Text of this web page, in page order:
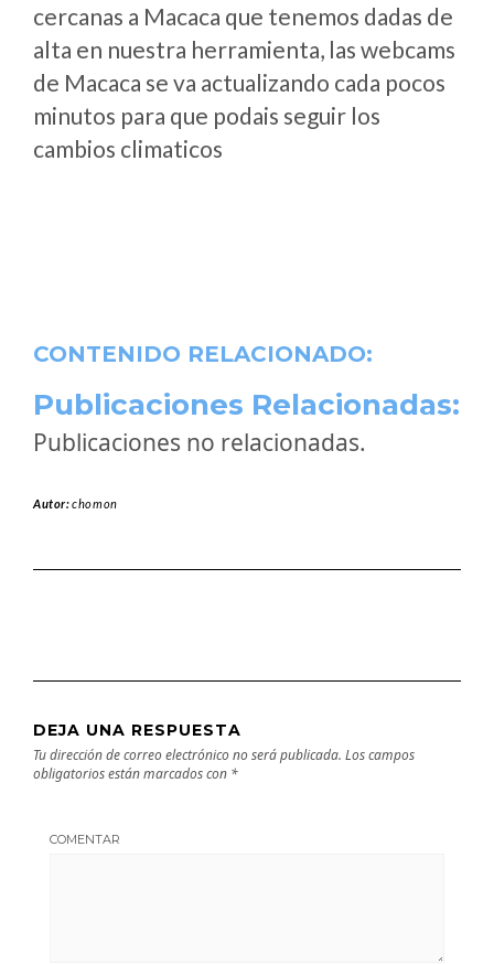
cercanas a Macaca que tenemos dadas de
alta en nuestra herramienta, las webcams
de Macaca se va actualizando cada pocos
minutos para que podais seguir los
cambios climaticos
CONTENIDO RELACIONADO:
Publicaciones Relacionadas:
Publicaciones no relacionadas.
Autor:chomon
DEJA UNA RESPUESTA
Tu dirección de correo electrónico no será publicada. Los campos
obligatorios están marcados con *
COMENTAR